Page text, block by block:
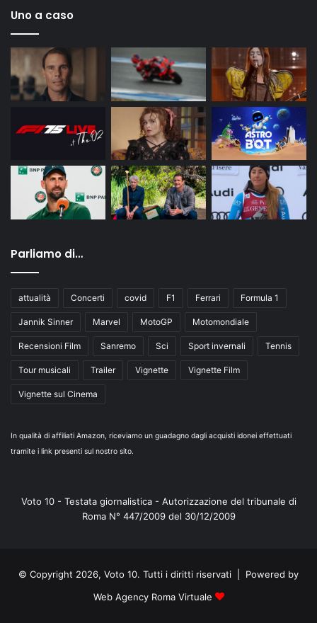
Uno a caso
Parliamo di…
attualità Concerti covid F1 Ferrari Formula 1
Jannik Sinner Marvel MotoGP Motomondiale
Recensioni Film Sanremo Sci Sport invernali Tennis
Tour musicali Trailer Vignette Vignette Film
Vignette sul Cinema
In qualità di affiliati Amazon, riceviamo un guadagno dagli acquisti idonei effettuati
tramite i link presenti sul nostro sito.
Voto 10 - Testata giornalistica - Autorizzazione del tribunale di
Roma N° 447/2009 del 30/12/2009
© Copyright 2026, Voto 10. Tutti i diritti riservati | Powered by
Web Agency Roma Virtuale